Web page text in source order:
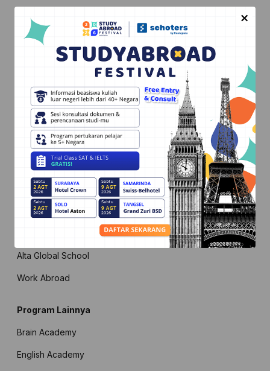
Program Schoters
Study Aboard Academy
IELTS Academy
Kalendar Beasiswa
Lingua Academy
Schoters Young Leader
Alta Global School
Work Abroad
Program Lainnya
Brain Academy
English Academy
×